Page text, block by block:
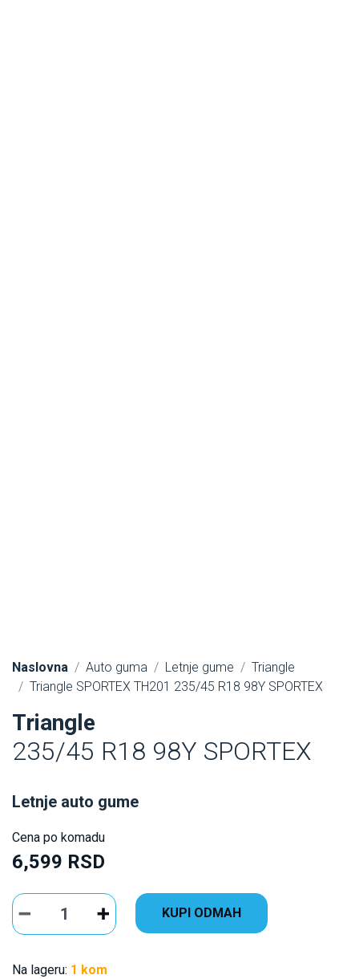
Naslovna Auto guma Letnje gume
Triangle
Triangle SPORTEX TH201 235/45 R18 98Y SPORTEX
Triangle
235/45 R18 98Y SPORTEX
Letnje auto gume
Cena po komadu
6,599 RSD
KUPI ODMAH
Na lageru: 1 kom